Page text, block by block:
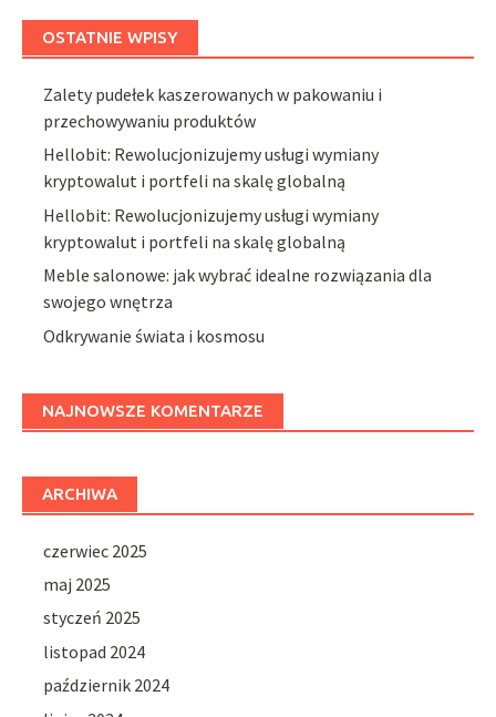
OSTATNIE WPISY
Zalety pudełek kaszerowanych w pakowaniu i
przechowywaniu produktów
Hellobit: Rewolucjonizujemy usługi wymiany
kryptowalut i portfeli na skalę globalną
Hellobit: Rewolucjonizujemy usługi wymiany
kryptowalut i portfeli na skalę globalną
Meble salonowe: jak wybrać idealne rozwiązania dla
swojego wnętrza
Odkrywanie świata i kosmosu
NAJNOWSZE KOMENTARZE
ARCHIWA
czerwiec 2025
maj 2025
styczeń 2025
listopad 2024
październik 2024